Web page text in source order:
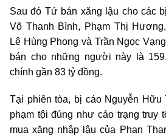
Sau đó Tứ bán xăng lậu cho các
Võ Thanh Bình, Phạm Thị
Lê Hùng Phong và Trần Ngọc
bán cho những người này là
chính gần 83 tỷ đồng.
Tại phiên tòa, bị cáo Nguyễn
phạm tội đúng như cáo trạng truy
mua xăng nhập lậu của Phan